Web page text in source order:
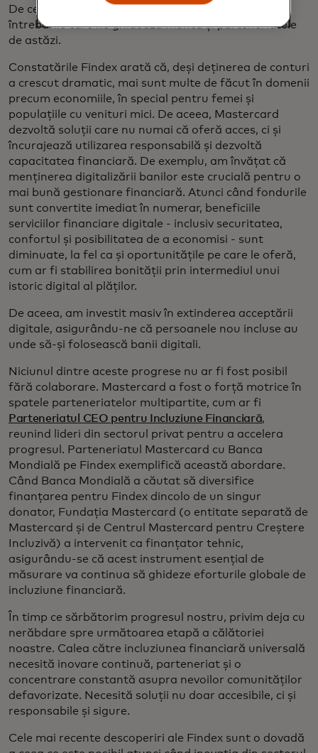
De ce au nevoie pentru a prospera? Acestea sunt
întrebările care ne ghidează munca și parteneriatele
de astăzi.
Constatările Findex arată că, deși deținerea de conturi
a crescut dramatic, mai sunt multe de făcut în domenii
precum economiile, în special pentru femei și
populațiile cu venituri mici. De aceea, Mastercard
dezvoltă soluții care nu numai că oferă acces, ci și
încurajează utilizarea responsabilă și dezvoltă
capacitatea financiară. De exemplu, am învățat că
menținerea digitalizării banilor este crucială pentru o
mai bună gestionare financiară. Atunci când fondurile
sunt convertite imediat în numerar, beneficiile
serviciilor financiare digitale - inclusiv securitatea,
confortul și posibilitatea de a economisi - sunt
diminuate, la fel ca și oportunitățile pe care le oferă,
cum ar fi stabilirea bonității prin intermediul unui
istoric digital al plăților.
De aceea, am investit masiv în extinderea acceptării
digitale, asigurându-ne că persoanele nou incluse au
unde să-și folosească banii digitali.
Niciunul dintre aceste progrese nu ar fi fost posibil
fără colaborare. Mastercard a fost o forță motrice în
spatele parteneriatelor multipartite, cum ar fi
Parteneriatul CEO pentru Incluziune Financiară,
reunind lideri din sectorul privat pentru a accelera
progresul. Parteneriatul Mastercard cu Banca
Mondială pe Findex exemplifică această abordare.
Când Banca Mondială a căutat să diversifice
finanțarea pentru Findex dincolo de un singur
donator, Fundația Mastercard (o entitate separată de
Mastercard și de Centrul Mastercard pentru Creștere
Incluzivă) a intervenit ca finanțator tehnic,
asigurându-se că acest instrument esențial de
măsurare va continua să ghideze eforturile globale de
incluziune financiară.
În timp ce sărbătorim progresul nostru, privim deja cu
nerăbdare spre următoarea etapă a călătoriei
noastre. Calea către incluziunea financiară universală
necesită inovare continuă, parteneriat și o
concentrare constantă asupra nevoilor comunităților
defavorizate. Necesită soluții nu doar accesibile, ci și
responsabile și sigure.
Cele mai recente descoperiri ale Findex sunt o dovadă